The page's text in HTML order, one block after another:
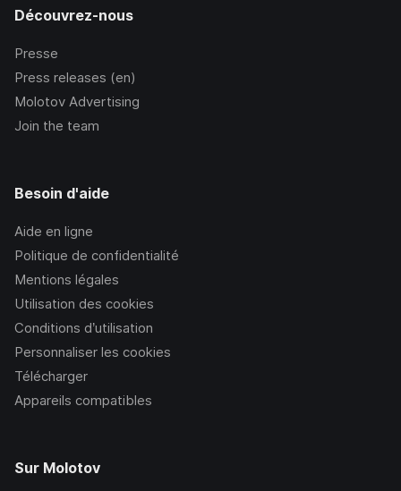
Découvrez-nous
Presse
Press releases (en)
Molotov Advertising
Join the team
Besoin d'aide
Aide en ligne
Politique de confidentialité
Mentions légales
Utilisation des cookies
Conditions d’utilisation
Personnaliser les cookies
Télécharger
Appareils compatibles
Sur Molotov